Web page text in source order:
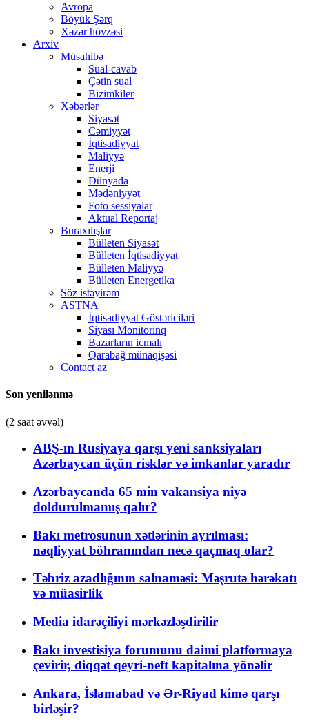
Avropa
Böyük Şərq
Xəzər hövzəsi
Arxiv
Müsahibə
Sual-cavab
Çətin sual
Bizimkiler
Xəbərlər
Siyasət
Cəmiyyət
İqtisadiyyat
Maliyyə
Enerji
Dünyada
Mədəniyyət
Foto sessiyalar
Aktual Reportaj
Buraxılışlar
Bülleten Siyasət
Bülleten İqtisadiyyat
Bülleten Maliyyə
Bülleten Energetika
Söz istəyirəm
ASTNA
İqtisadiyyat Göstəriciləri
Siyası Monitorinq
Bazarların icmalı
Qarabağ münaqişəsi
Contact az
Son yenilənmə
(2 saat əvvəl)
ABŞ-ın Rusiyaya qarşı yeni sanksiyaları
Azərbaycan üçün risklər və imkanlar yaradır
Azərbaycanda 65 min vakansiya niyə
doldurulmamış qalır?
Bakı metrosunun xətlərinin ayrılması:
nəqliyyat böhranından necə qaçmaq olar?
Təbriz azadlığının salnaməsi: Məşrutə hərəkatı
və müasirlik
Media idarəçiliyi mərkəzləşdirilir
Bakı investisiya forumunu daimi platformaya
çevirir, diqqət qeyri-neft kapitalına yönəlir
Ankara, İslamabad və Ər-Riyad kimə qarşı
birləşir?